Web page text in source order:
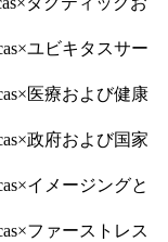
ユビキタスサー
医療および健康
政府および国家
イメージングと
ファーストレス